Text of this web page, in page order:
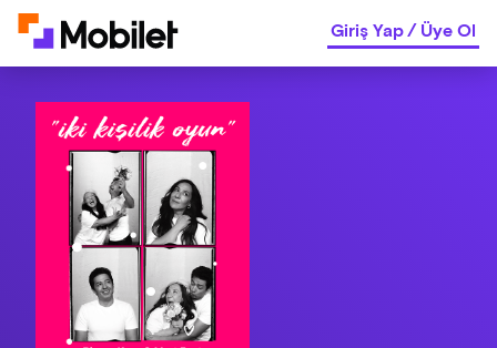
Giriş Yap/Üye Ol